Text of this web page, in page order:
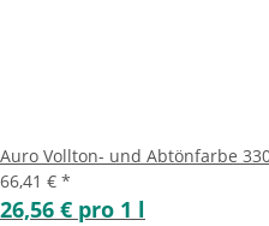
Auro Vollton- und Abtönfarbe
66,41 € *
26,56 € pro 1 l